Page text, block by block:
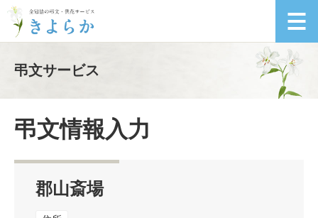
弔文サービス
弔文情報入力
郡山斎場